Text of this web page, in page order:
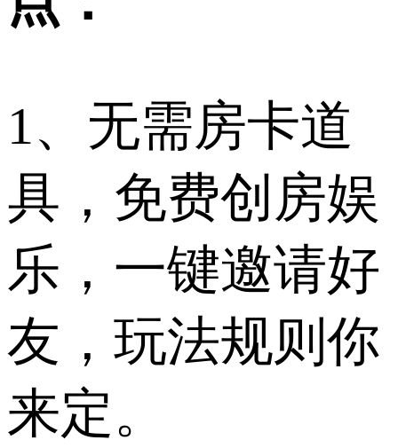
1、无需房卡道
具，免费创房娱
乐，一键邀请好
友，玩法规则你
来定。